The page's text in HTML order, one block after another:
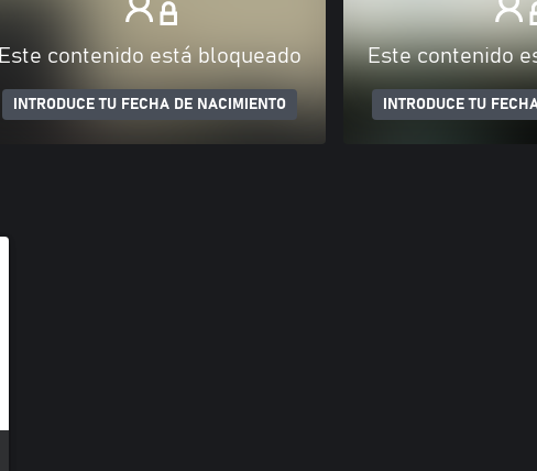
Este contenido está bloqueado
INTRODUCE TU FECHA DE NACIMIENTO
Este contenido
INTRODUCE TU